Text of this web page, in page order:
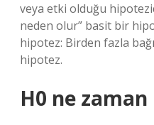
veya etki olduğu
neden olur” basit bir
hipotez: Birden fazla
hipotez.
H0 ne